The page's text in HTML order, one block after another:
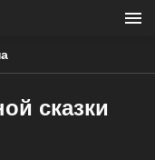
сказки